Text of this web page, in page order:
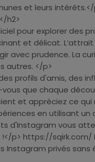
et leurs intérêts.</
h2>
pour explorer des
et délicat.
avec prudence. La
autres. </p>
profils d'amis, des
que chaque
et appréciez ce qui
en utilisant un
d'Instagram vous
p> https://sqirk.com/
Instagram privés sans